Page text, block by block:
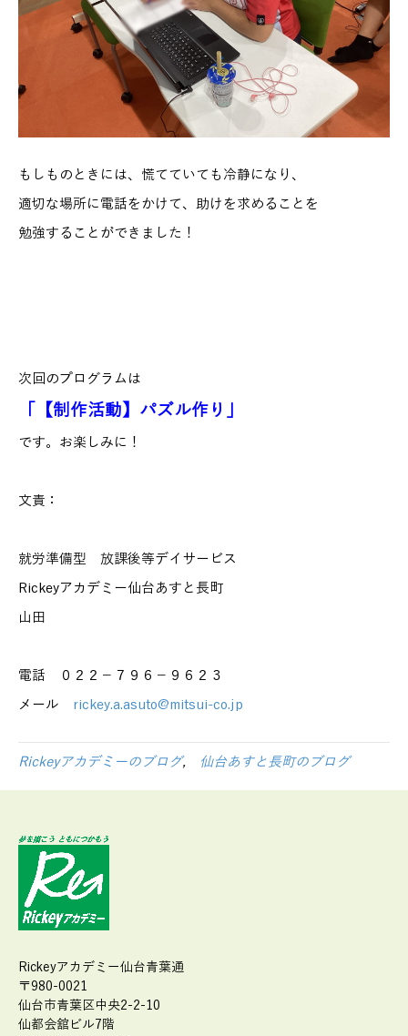
もしものときには、慌てていても冷静になり、
適切な場所に電話をかけて、助けを求めることを
勉強することができました！
次回のプログラムは
「【制作活動】パズル作り」
です。お楽しみに！
文責：
就労準備型 放課後等デイサービス
Rickeyアカデミー仙台あすと長町
山田
電話 ０２２－７９６－９６２３
メール rickey.a.asuto@mitsui-co.jp
Rickeyアカデミーのブログ, 仙台あすと長町のブログ
Rickeyアカデミー仙台青葉通
〒980-0021
仙台市青葉区中央2-2-10
仙都会舘ビル7階